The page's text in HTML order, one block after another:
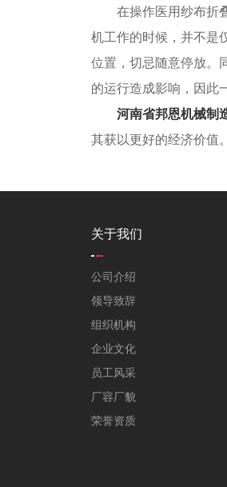
在操作医用纱布折叠
机工作的时候，并不是
位置，切忌随意停放。
的运行造成影响，因此
河南省邦恩机械制
其获以更好的经济价值。
关于我们
公司介绍
领导致辞
组织机构
企业文化
员工风采
厂容厂貌
荣誉资质